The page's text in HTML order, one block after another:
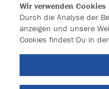
Wir verwenden Cookies
Durch die Analyse der
anzeigen und unsere
Cookies findest Du in